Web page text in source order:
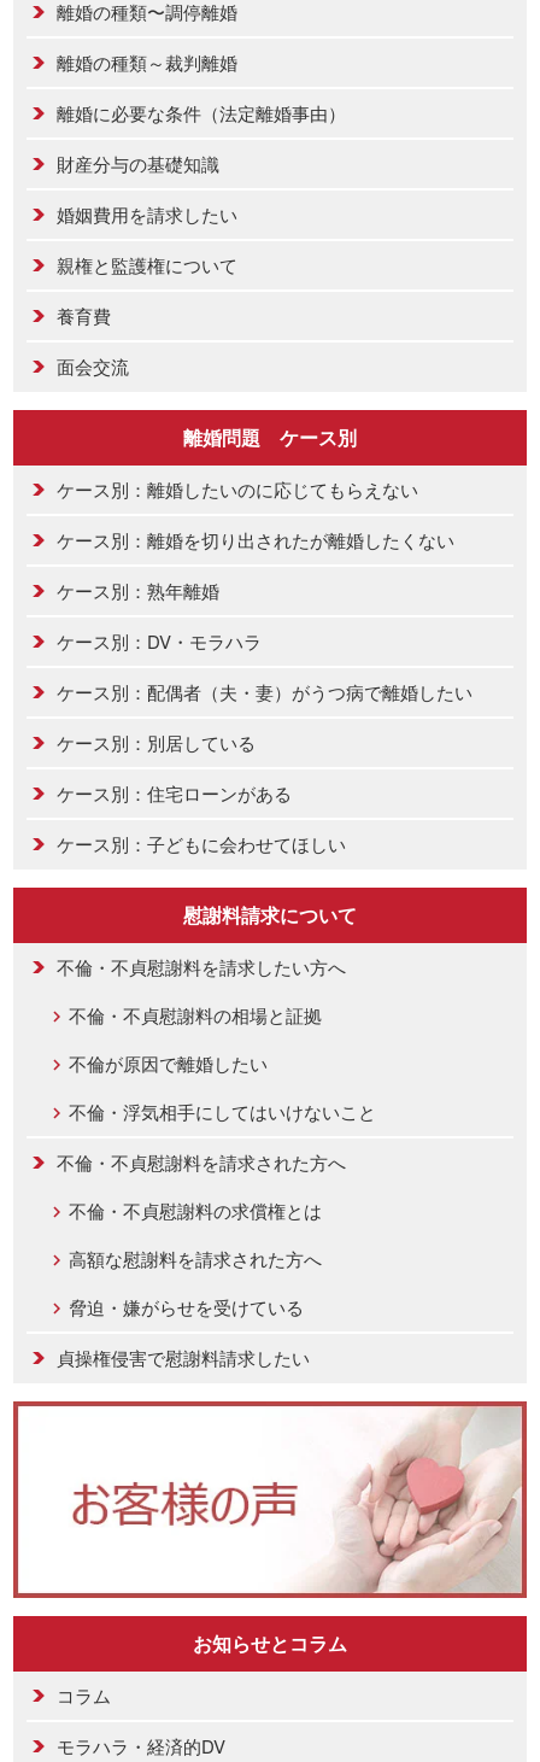
離婚の種類〜調停離婚
離婚の種類～裁判離婚
離婚に必要な条件（法定離婚事由）
財産分与の基礎知識
婚姻費用を請求したい
親権と監護権について
養育費
面会交流
離婚問題 ケース別
ケース別：離婚したいのに応じてもらえない
ケース別：離婚を切り出されたが離婚したくない
ケース別：熟年離婚
ケース別：DV・モラハラ
ケース別：配偶者（夫・妻）がうつ病で離婚したい
ケース別：別居している
ケース別：住宅ローンがある
ケース別：子どもに会わせてほしい
慰謝料請求について
不倫・不貞慰謝料を請求したい方へ
不倫・不貞慰謝料の相場と証拠
不倫が原因で離婚したい
不倫・浮気相手にしてはいけないこと
不倫・不貞慰謝料を請求された方へ
不倫・不貞慰謝料の求償権とは
高額な慰謝料を請求された方へ
脅迫・嫌がらせを受けている
貞操権侵害で慰謝料請求したい
お知らせとコラム
コラム
モラハラ・経済的DV